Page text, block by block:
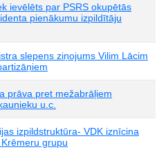
ievēlēts par PSRS okupētās
pienākumu izpildītāju
slepens ziņojums Vilim Lācim
prāva pret mežabrāļiem
u.c.
izpildstruktūra- VDK iznīcina
grupu